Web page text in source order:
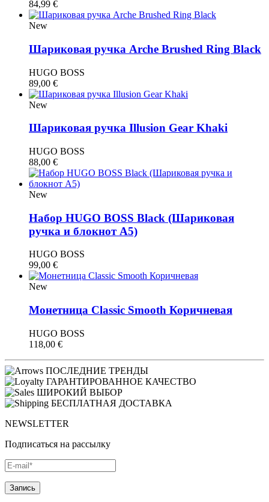
84,99 €
New
Шариковая ручка Arche Brushed Ring Black
HUGO BOSS
89,00 €
New
Шариковая ручка Illusion Gear Khaki
HUGO BOSS
88,00 €
New
Набор HUGO BOSS Black (Шариковая
ручка и блокнот A5)
HUGO BOSS
99,00 €
New
Монетница Classic Smooth Коричневая
HUGO BOSS
118,00 €
ПОСЛЕДНИЕ ТРЕНДЫ
ГАРАНТИРОВАННОЕ КАЧЕСТВО
ШИРОКИЙ ВЫБОР
БЕСПЛАТНАЯ ДОСТАВКА
NEWSLETTER
Подписаться на рассылку